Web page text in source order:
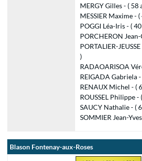
MERGY Gilles - ( 58
MESSIER Maxime - (
POGGI Léa-Iris - (
PORCHERON
PORTALIER-
)
RADAOARISOA
REIGADA Gabriela -
RENAUX Michel - (
ROUSSEL Philippe -
SAUCY Nathalie - (
SOMMIER Jean-
Blason Fontenay-aux-Roses